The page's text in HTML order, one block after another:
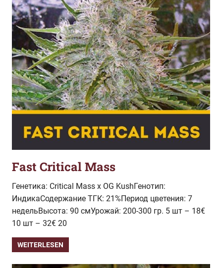
Fast Critical Mass
Генетика: Critical Mass х OG KushГенотип:
ИндикаСодержание ТГК: 21%Период цветения: 7
недельВысота: 90 смУрожай: 200-300 гр. 5 шт – 18€
10 шт – 32€ 20
WEITERLESEN